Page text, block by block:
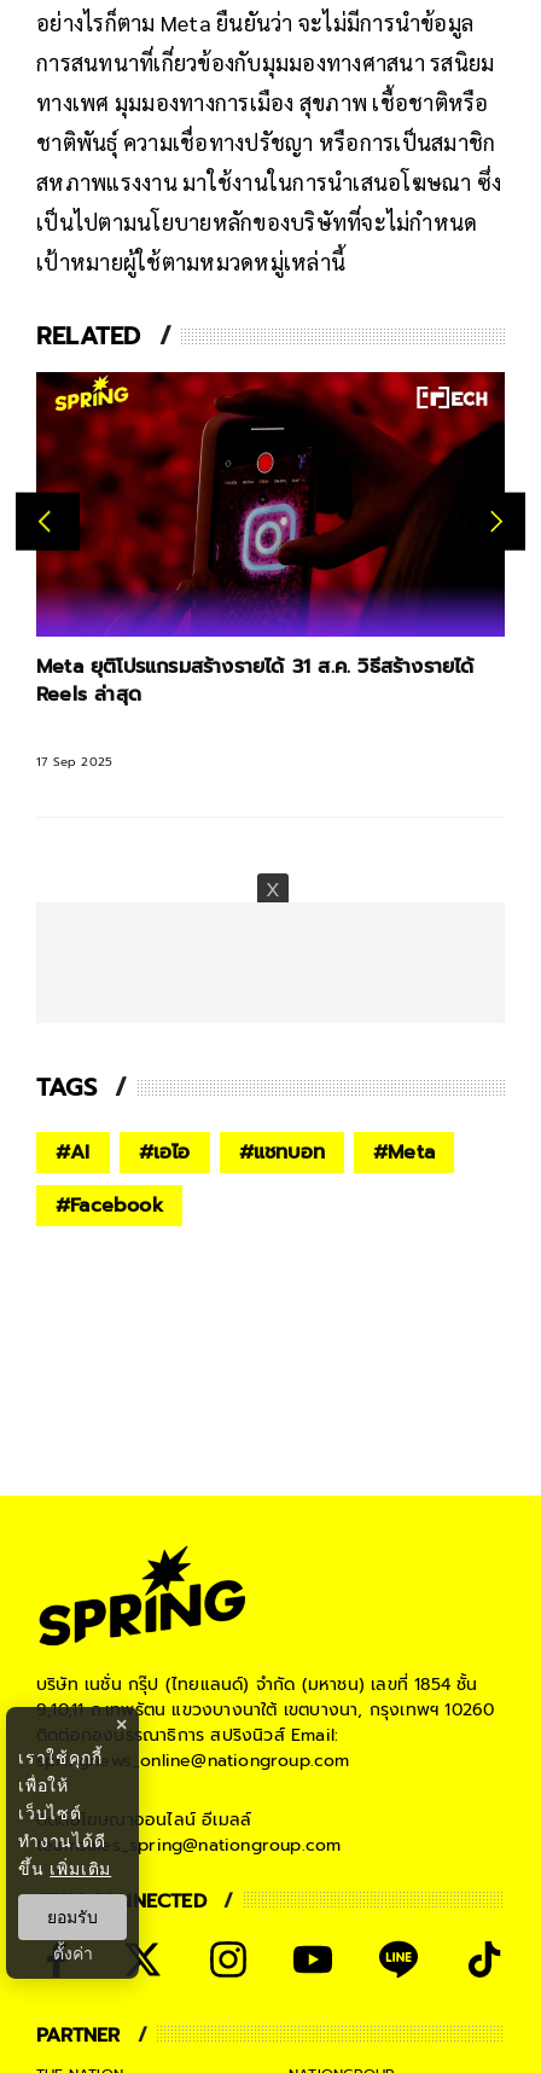
อย่างไรก็ตาม Meta ยืนยันว่า จะไม่มีการนำข้อมูล
การสนทนาที่เกี่ยวข้องกับมุมมองทางศาสนา รสนิยม
ทางเพศ มุมมองทางการเมือง สุขภาพ เชื้อชาติหรือ
ชาติพันธุ์ ความเชื่อทางปรัชญา หรือการเป็นสมาชิก
สหภาพแรงงาน มาใช้งานในการนำเสนอโฆษณา ซึ่ง
เป็นไปตามนโยบายหลักของบริษัทที่จะไม่กำหนด
เป้าหมายผู้ใช้ตามหมวดหมู่เหล่านี้
RELATED
Meta ยุติโปรแกรมสร้างรายได้ 31 ส.ค. วิธีสร้างรายได้
Reels ล่าสุด
17 Sep 2025
TAGS
#AI #เอไอ #แชทบอท #Meta
#Facebook
บริษัท เนชั่น กรุ๊ป (ไทยแลนด์) จำกัด (มหาชน) เลขที่ 1854 ชั้น
9,10,11 ถ.เทพรัตน แขวงบางนาใต้ เขตบางนา, กรุงเทพฯ 10260
ติดต่อกองบรรณาธิการ สปริงนิวส์Email:
springnews_online@nationgroup.com
ติดต่อโฆษณาออนไลน์ อีเมลล์
teamsales_spring@nationgroup.com
STAY CONNECTED
PARTNER
×
เราใช้คุกกี้
เพื่อให้
เว็บไซต์
ทำงานได้ดี
ขึ้น เพิ่มเติม
ยอมรับ
ตั้งค่า